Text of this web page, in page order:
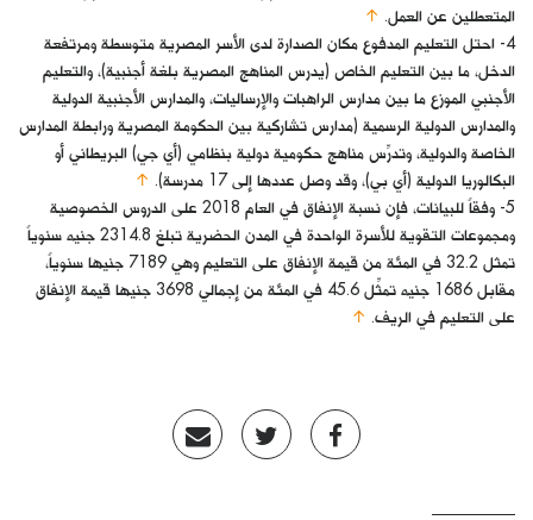
المتعطلين عن العمل. ↑
4- احتل التعليم المدفوع مكان الصدارة لدى الأسر المصرية متوسطة ومرتفعة
الدخل، ما بين التعليم الخاص (يدرس المناهج المصرية بلغة أجنبية)، والتعليم
الأجنبي الموزع ما بين مدارس الراهبات والإرساليات، والمدارس الأجنبية الدولية
والمدارس الدولية الرسمية (مدارس تشاركية بين الحكومة المصرية ورابطة المدارس
الخاصة والدولية، وتدرِّس مناهج حكومية دولية بنظامي (أي جي) البريطاني أو
البكالوريا الدولية (أي بي)، وقد وصل عددها إلى 17 مدرسة).
↑
5- وفقاً للبيانات، فإن نسبة الإنفاق في العام 2018 على الدروس الخصوصية
ومجموعات التقوية للأسرة الواحدة في المدن الحضرية تبلغ 2314.8 جنيه سنوياً
تمثل 32.2 في المئة من قيمة الإنفاق على التعليم وهي 7189 جنيها سنوياً،
مقابل 1686 جنيه تمثِّل 45.6 في المئة من إجمالي 3698 جنيها قيمة الإنفاق
على التعليم في الريف. ↑